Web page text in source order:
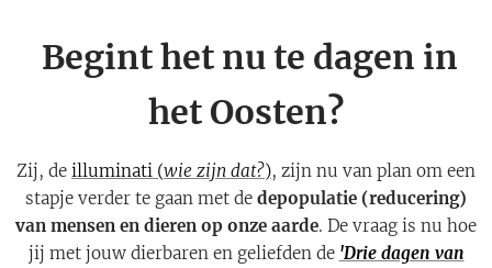
Begint het nu te dagen in
het Oosten?
Zij, de illuminati (wie zijn dat?), zijn nu van plan om een
stapje verder te gaan met de depopulatie (reducering)
van mensen en dieren op onze aarde. De vraag is nu hoe
jij met jouw dierbaren en geliefden de 'Drie dagen van